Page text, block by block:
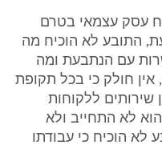
עסק עצמאי בטרם
התובע לא הוכיח מה
עם הנתבעת ומה
חולק כי בכל תקופת
ללקוחות
לא התחייב ולא
לא הוכיח כי עבודתו